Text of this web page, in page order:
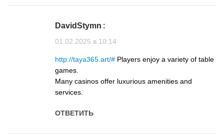
DavidStymn :
01.02.2025 в 10:14
http://taya365.art/# Players enjoy a variety of table
games.
Many casinos offer luxurious amenities and
services.
ОТВЕТИТЬ